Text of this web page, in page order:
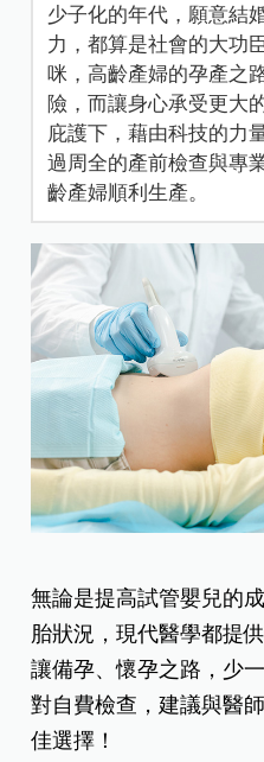
少子化的年代，願意結
力，都算是社會的大功
咪，高齡產婦的孕產之
險，而讓身心承受更大
庇護下，藉由科技的力
過周全的產前檢查與專
齡產婦順利生產。
無論是提高試管嬰兒的
胎狀況，現代醫學都提
讓備孕、懷孕之路，少
對自費檢查，建議與醫
佳選擇！